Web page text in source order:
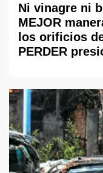
Ni vinagre ni
MEJOR
los orificios
PERDER